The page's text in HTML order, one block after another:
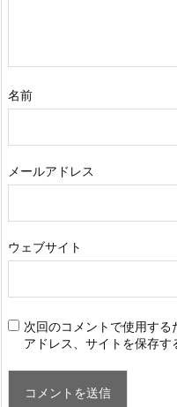
名前
メールアドレス
ウェブサイト
次回のコメントで使用す
アドレス、サイトを保存す